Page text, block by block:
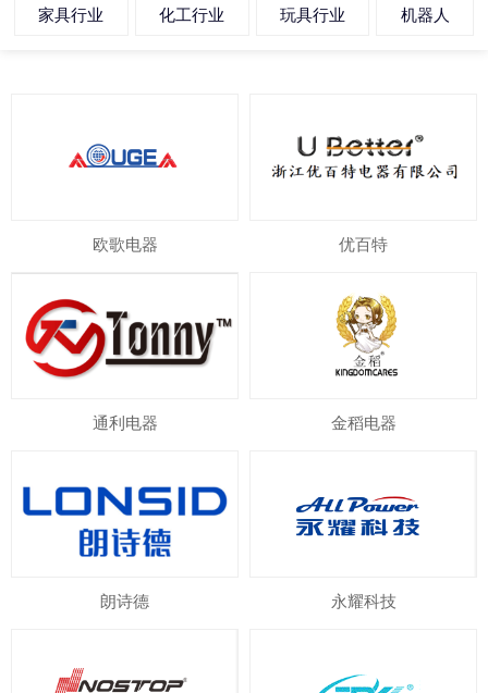
家具行业 化工行业 玩具行业 机器人
欧歌电器 优百特
通利电器 金稻电器
朗诗德 永耀科技